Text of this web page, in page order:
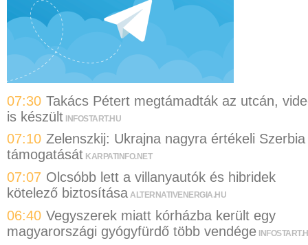
07:30 Takács Pétert megtámadták az utcán,
is készült INFOSTART.HU
07:10 Zelenszkij: Ukrajna nagyra értékeli Szerbia
támogatását KARPATINFO.NET
07:07 Olcsóbb lett a villanyautók és hibridek
kötelező biztosítása ALTERNATIVENERGIA.HU
06:40 Vegyszerek miatt kórházba került egy
magyarországi gyógyfürdő több vendége